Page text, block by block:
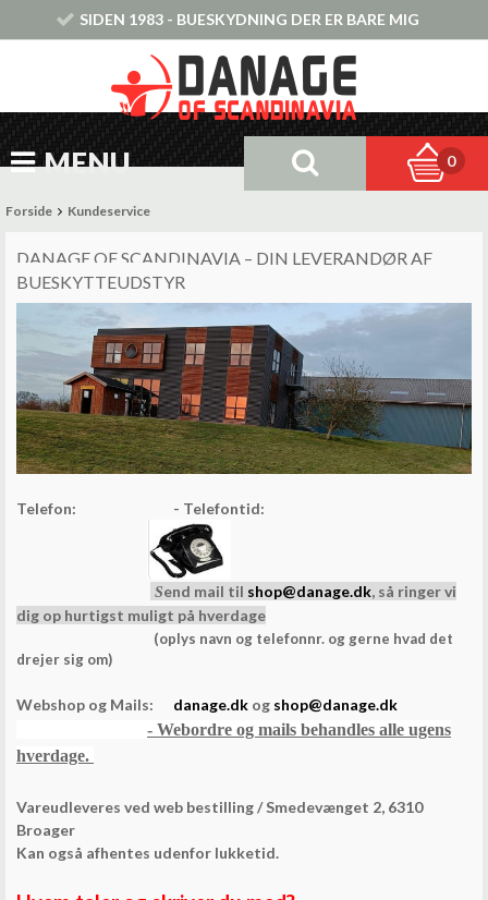
SIDEN 1983 - BUESKYDNING DER ER BARE MIG
MENU 0
Forside Kundeservice
DANAGE OF SCANDINAVIA – DIN LEVERANDØR AF
BUESKYTTEUDSTYR
Telefon: - Telefontid:
Send mail til shop@danage.dk, så ringer vi
dig op hurtigst muligt på hverdage
(oplys navn og telefonnr. og gerne hvad det
drejer sig om)
Webshop og Mails: danage.dk og shop@danage.dk
- Webordre og mails behandles alle ugens
hverdage.
Vareudleveres ved web bestilling / Smedevænget 2, 6310
Broager
Kan også afhentes udenfor lukketid.